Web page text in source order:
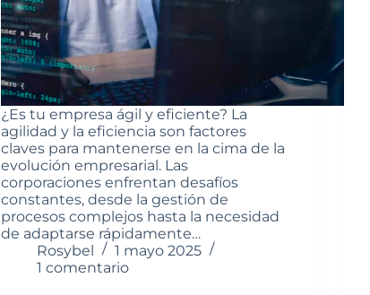
¿Es tu empresa ágil y eficiente? La
agilidad y la eficiencia son factores
claves para mantenerse en la cima de la
evolución empresarial. Las
corporaciones enfrentan desafíos
constantes, desde la gestión de
procesos complejos hasta la necesidad
de adaptarse rápidamente…
Rosybel
1 mayo 2025
1 comentario